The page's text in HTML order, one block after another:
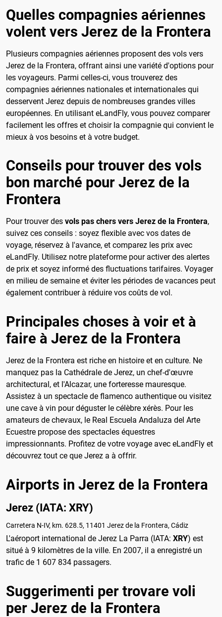
Quelles compagnies aériennes
volent vers Jerez de la Frontera
Plusieurs compagnies aériennes proposent des vols vers
Jerez de la Frontera, offrant ainsi une variété d'options pour
les voyageurs. Parmi celles-ci, vous trouverez des
compagnies aériennes nationales et internationales qui
desservent Jerez depuis de nombreuses grandes villes
européennes. En utilisant eLandFly, vous pouvez comparer
facilement les offres et choisir la compagnie qui convient le
mieux à vos besoins et à votre budget.
Conseils pour trouver des vols
bon marché pour Jerez de la
Frontera
Pour trouver des vols pas chers vers Jerez de la Frontera,
suivez ces conseils : soyez flexible avec vos dates de
voyage, réservez à l'avance, et comparez les prix avec
eLandFly. Utilisez notre plateforme pour activer des alertes
de prix et soyez informé des fluctuations tarifaires. Voyager
en milieu de semaine et éviter les périodes de vacances peut
également contribuer à réduire vos coûts de vol.
Principales choses à voir et à
faire à Jerez de la Frontera
Jerez de la Frontera est riche en histoire et en culture. Ne
manquez pas la Cathédrale de Jerez, un chef-d'œuvre
architectural, et l'Alcazar, une forteresse mauresque.
Assistez à un spectacle de flamenco authentique ou visitez
une cave à vin pour déguster le célèbre xérès. Pour les
amateurs de chevaux, le Real Escuela Andaluza del Arte
Ecuestre propose des spectacles équestres
impressionnants. Profitez de votre voyage avec eLandFly et
découvrez tout ce que Jerez a à offrir.
Airports in Jerez de la Frontera
Jerez (IATA: XRY)
Carretera N-IV, km. 628.5, 11401 Jerez de la Frontera, Cádiz
L'aéroport international de Jerez La Parra (IATA: XRY) est
situé à 9 kilomètres de la ville. En 2007, il a enregistré un
trafic de 1 607 834 passagers.
Suggerimenti per trovare voli
per Jerez de la Frontera